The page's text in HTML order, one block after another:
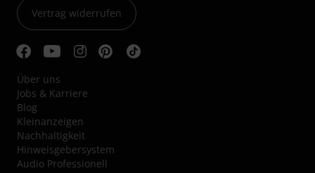
Vertrag widerrufen
Über uns
Jobs & Karriere
Blog
Kleinanzeigen
Nachhaltigkeit
Hinweisgebersystem
Audio Professionell